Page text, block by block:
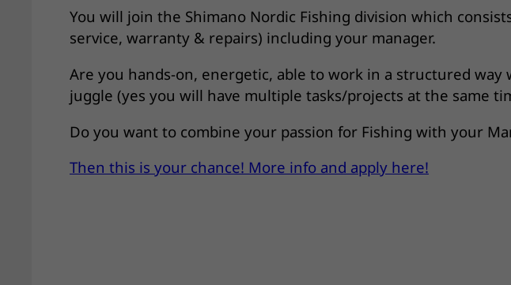
You will join the Shimano Nordic Fishing division which
service, warranty & repairs) including your manager.
Are you hands-on, energetic, able to work in a structured way
juggle (yes you will have multiple tasks/projects at the same
Do you want to combine your passion for Fishing with your
Then this is your chance! More info and apply here!